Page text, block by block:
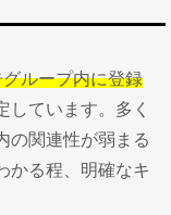
ループ内に登録
しています。多く
の関連性が弱まる
かる程、明確なキ